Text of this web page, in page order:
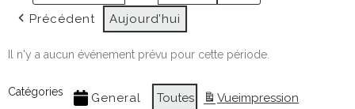
Nous joindre
Précédent Aujourd’hui
Il n'y a aucun événement prévu pour cette période.
Catégories General Toutes Vueimpression